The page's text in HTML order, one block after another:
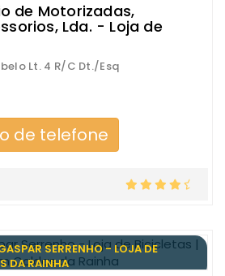
de Motorizadas,
Lda. - Loja de
Lt. 4 R/C Dt./Esq
de telefone
SERRENHO - LOJA DE
DA RAINHA